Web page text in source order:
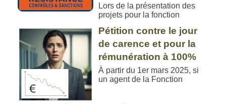
Lors de la présentation des
projets pour la fonction
Pétition contre le jour
de carence et pour la
rémunération à 100%
À partir du 1er mars 2025, si
un agent de la Fonction